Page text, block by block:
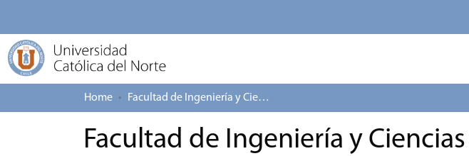
Home Facultad de Ingeniería y Ciencias Geológicas
Facultad de Ingeniería y